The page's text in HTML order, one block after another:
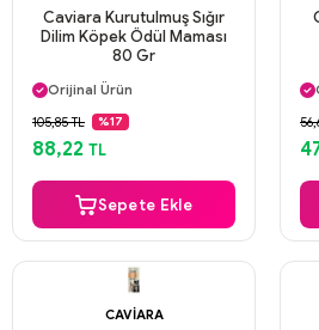
Caviara Kurutulmuş Sığır
Dilim Köpek Ödül Maması
80 Gr
Aynı Gün Kargo
Orijinal Ürün
Güvenli Ödeme
Aynı Gün Kargo
105,85 TL %17
88,22 TL
Sepete Ekle
CAVIARA